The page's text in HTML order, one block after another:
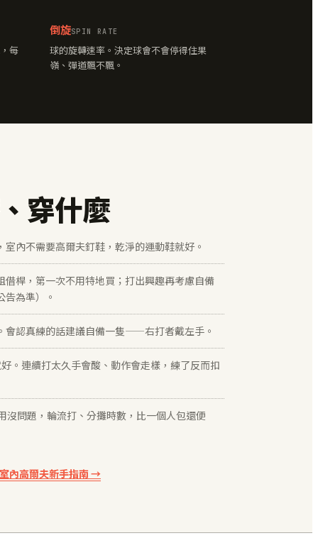
每
倒旋SPIN RATE
球的旋轉速率。決定球會不會停得住果
嶺、彈道飄不飄。
穿什麼
室內不需要高爾夫釘鞋，乾淨的運動鞋就好。
借桿，第一次不用特地買；打出興趣再考慮自備
告為準）。
會認真練的話建議自備一隻——右打者戴左手。
。連續打太久手會酸、動作會走樣，練了反而扣
沒問題，輪流打、分攤時數，比一個人包還便
內高爾夫新手指南 →